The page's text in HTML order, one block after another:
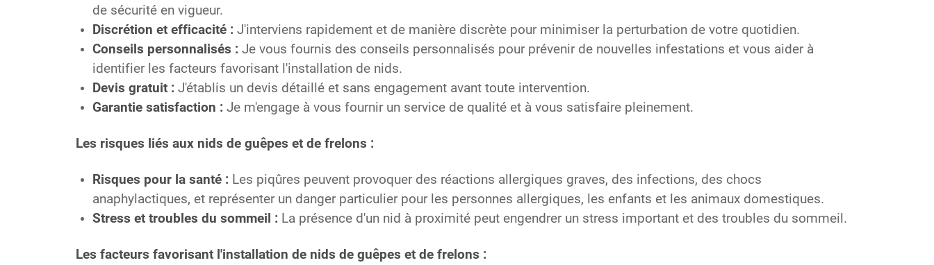
de sécurité en vigueur.
Discrétion et efficacité : J'interviens rapidement et de manière discrète pour minimiser la perturbation de votre quotidien.
Conseils personnalisés : Je vous fournis des conseils personnalisés pour prévenir de nouvelles infestations et vous aider à
identifier les facteurs favorisant l'installation de nids.
Devis gratuit : J'établis un devis détaillé et sans engagement avant toute intervention.
Garantie satisfaction : Je m'engage à vous fournir un service de qualité et à vous satisfaire pleinement.
Les risques liés aux nids de guêpes et de frelons :
Risques pour la santé : Les piqûres peuvent provoquer des réactions allergiques graves, des infections, des chocs
anaphylactiques, et représenter un danger particulier pour les personnes allergiques, les enfants et les animaux domestiques.
Stress et troubles du sommeil : La présence d'un nid à proximité peut engendrer un stress important et des troubles du sommeil.
Les facteurs favorisant l'installation de nids de guêpes et de frelons :